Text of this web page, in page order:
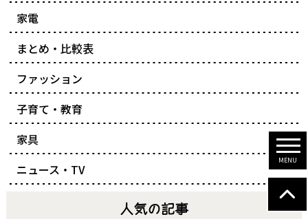
家電
まとめ・比較表
ファッション
子育て・教育
家具
ニュース・TV
人気の記事